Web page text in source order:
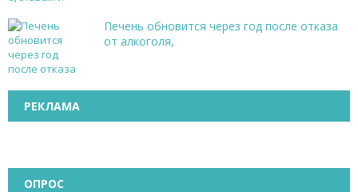
Печень обновится через год после отказа
от алкоголя,
РЕКЛАМА
ОПРОС